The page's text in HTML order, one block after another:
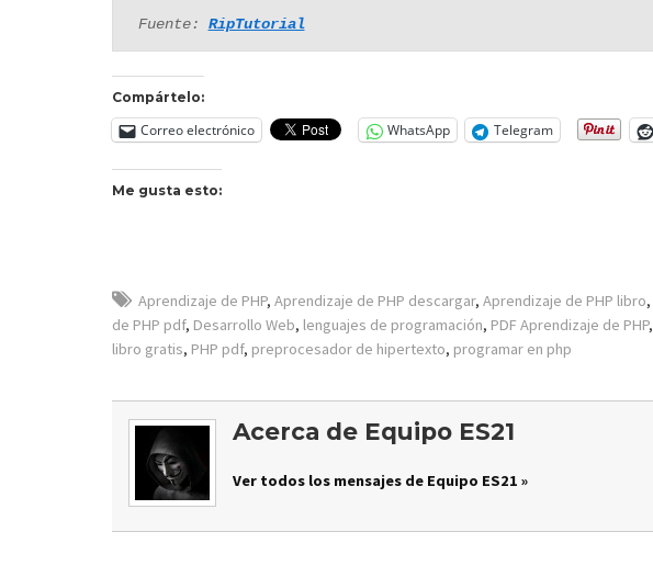
Fuente: RipTutorial
Compártelo:
Correo electrónico WhatsApp Telegram
Me gusta esto:
Aprendizaje de PHP, Aprendizaje de PHP descargar, Aprendizaje de PHP libro,
de PHP pdf, Desarrollo Web, lenguajes de programación, PDF Aprendizaje de PHP,
libro gratis, PHP pdf, preprocesador de hipertexto, programar en php
Acerca de Equipo ES21
Ver todos los mensajes de Equipo ES21 »